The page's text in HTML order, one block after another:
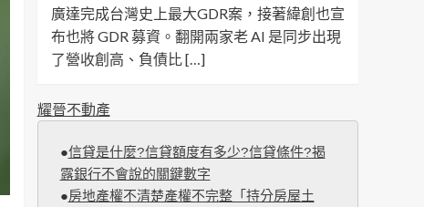
廣達完成台灣史上最大GDR案，接著緯創也宣
布也將 GDR 募資。翻開兩家老 AI 是同步出現
了營收創高、負債比 […]
耀晉不動產
●信貸是什麼?信貸額度有多少?信貸條件?揭
露銀行不會說的關鍵數字
●房地產權不清楚產權不完整「持分房屋土